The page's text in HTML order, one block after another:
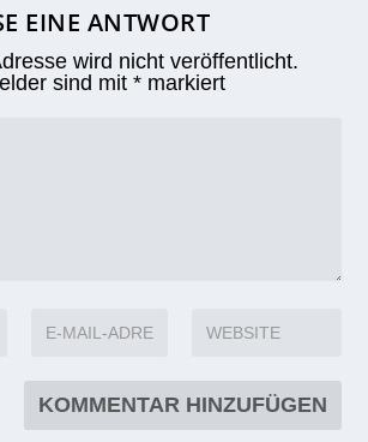
EINE ANTWORT
wird nicht veröffentlicht.
sind mit* markiert